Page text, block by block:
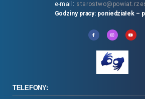
e-mail:
Godziny pracy: poniedziałek –
TELEFONY: